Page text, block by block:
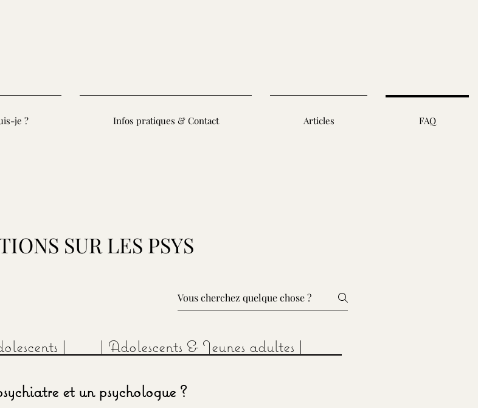
je ? Infos pratiques & Contact Articles FAQ
| | Adolescents & Jeunes adultes |
et un psychologue ?
SUR LES PSYS